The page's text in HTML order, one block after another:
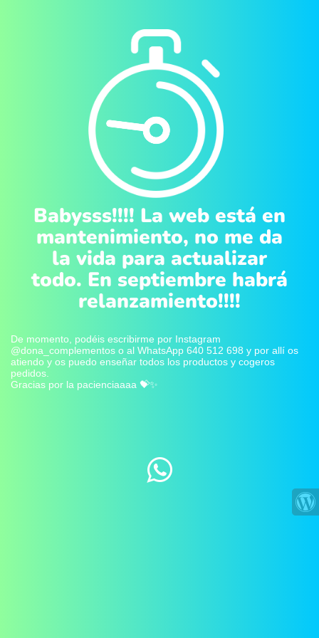
Babysss!!!! La web está en
mantenimiento, no me da
la vida para actualizar
todo. En septiembre habrá
relanzamiento!!!!
De momento, podéis escribirme por Instagram
@dona_complementos o al WhatsApp 640 512 698 y por allí os
atiendo y os puedo enseñar todos los productos y cogeros
pedidos.
Gracias por la pacienciaaaa 💝✨